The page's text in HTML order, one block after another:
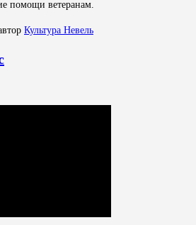
помощи ветеранам.
Культура Невель